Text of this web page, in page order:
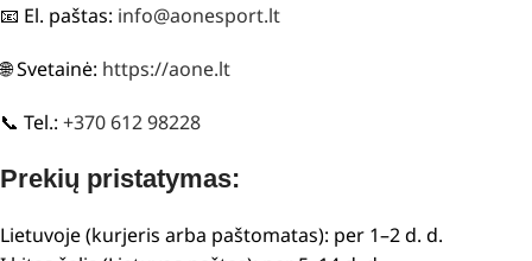
📧 El. paštas: info@aonesport.lt
🌐 Svetainė: https://aone.lt
📞 Tel.: +370 612 98228
Prekių pristatymas:
Lietuvoje (kurjeris arba paštomatas): per 1–2 d. d.